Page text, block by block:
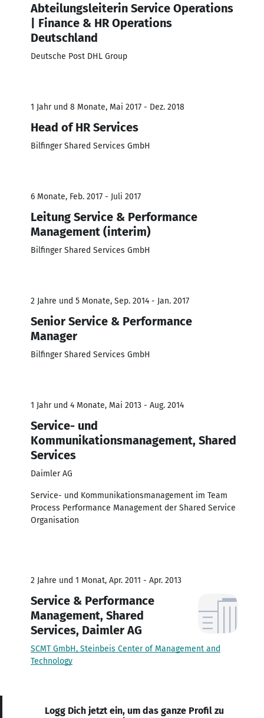
Abteilungsleiterin Service Operations
| Finance & HR Operations
Deutschland
Deutsche Post DHL Group
1 Jahr und 8 Monate, Mai 2017 - Dez. 2018
Head of HR Services
Bilfinger Shared Services GmbH
6 Monate, Feb. 2017 - Juli 2017
Leitung Service & Performance
Management (interim)
Bilfinger Shared Services GmbH
2 Jahre und 5 Monate, Sep. 2014 - Jan. 2017
Senior Service & Performance
Manager
Bilfinger Shared Services GmbH
1 Jahr und 4 Monate, Mai 2013 - Aug. 2014
Service- und
Kommunikationsmanagement, Shared
Services
Daimler AG
Service- und Kommunikationsmanagement im Team
Process Performance Management der Shared Service
Organisation
2 Jahre und 1 Monat, Apr. 2011 - Apr. 2013
Service & Performance
Management, Shared
Services, Daimler AG
SCMT GmbH, Steinbeis Center of Management and
Technology
Logg Dich jetzt ein, um das ganze Profil zu